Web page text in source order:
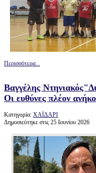
Περισσότερα...
Βαγγέλης
Οι ευθύνες πλέον
Κατηγορία: ΧΑΪΔΑΡΙ
Δημοσιεύτηκε στις 25 Ιουνίου 2026